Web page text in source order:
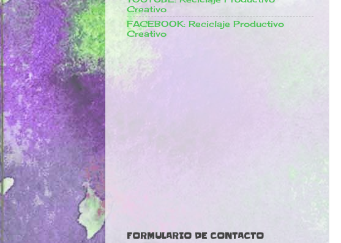
Creativo
FACEBOOK: Reciclaje Productivo
Creativo
FORMULARIO DE CONTACTO